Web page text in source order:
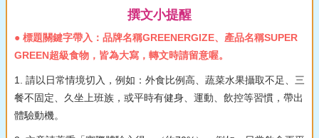
撰文小提醒
● 標題關鍵字帶入：品牌名稱GREENERGIZE、產品名稱SUPER
GREEN超級食物，皆為大寫，轉文時請留意喔。
1. 請以日常情境切入，例如：外食比例高、蔬菜水果攝取不足、三
餐不固定、久坐上班族，或平時有健身、運動、飲控等習慣，帶出
體驗動機。